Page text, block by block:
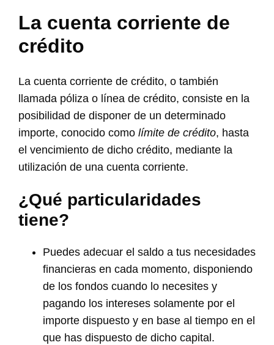
La cuenta corriente de
crédito
La cuenta corriente de crédito, o también
llamada póliza o línea de crédito, consiste en la
posibilidad de disponer de un determinado
importe, conocido como límite de crédito, hasta
el vencimiento de dicho crédito, mediante la
utilización de una cuenta corriente.
¿Qué particularidades
tiene?
Puedes adecuar el saldo a tus necesidades
financieras en cada momento, disponiendo
de los fondos cuando lo necesites y
pagando los intereses solamente por el
importe dispuesto y en base al tiempo en el
que has dispuesto de dicho capital.